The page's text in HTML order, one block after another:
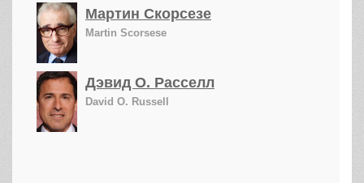
Мартин Скорсезе
Martin Scorsese
Дэвид О. Расселл
David O. Russell